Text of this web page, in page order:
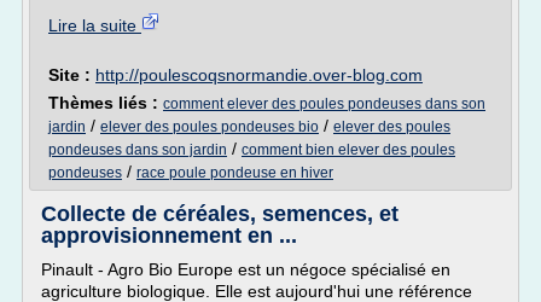
Lire la suite
Site : http://poulescoqsnormandie.over-blog.com
Thèmes liés : comment elever des poules pondeuses dans son
jardin / elever des poules pondeuses bio / elever des poules
pondeuses dans son jardin / comment bien elever des poules
pondeuses / race poule pondeuse en hiver
Collecte de céréales, semences, et
approvisionnement en ...
Pinault - Agro Bio Europe est un négoce spécialisé en
agriculture biologique. Elle est aujourd'hui une référence